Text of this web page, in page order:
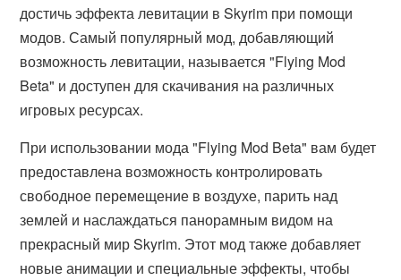
достичь эффекта левитации в Skyrim при помощи
модов. Самый популярный мод, добавляющий
возможность левитации, называется "Flying Mod
Beta" и доступен для скачивания на различных
игровых ресурсах.
При использовании мода "Flying Mod Beta" вам будет
предоставлена возможность контролировать
свободное перемещение в воздухе, парить над
землей и наслаждаться панорамным видом на
прекрасный мир Skyrim. Этот мод также добавляет
новые анимации и специальные эффекты, чтобы